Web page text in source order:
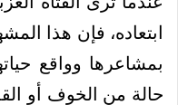
ابتعاده، فإن هذا
بمشاعرها وواقع
حالة من الخوف أو